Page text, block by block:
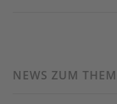
NEWS ZUM